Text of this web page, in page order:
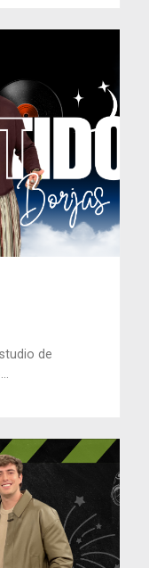
de